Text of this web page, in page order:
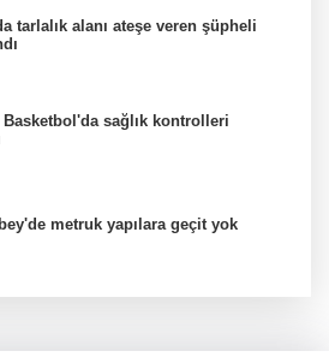
tarlalık alanı ateşe veren şüpheli
Basketbol'da sağlık kontrolleri
metruk yapılara geçit yok